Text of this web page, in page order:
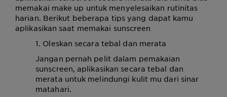
memakai make up untuk menyelesaikan rutinitas
harian. Berikut beberapa tips yang dapat kamu
aplikasikan saat memakai sunscreen
1. Oleskan secara tebal dan merata
Jangan pernah pelit dalam pemakaian
sunscreen, aplikasikan secara tebal dan
merata untuk melindungi kulit mu dari sinar
matahari.